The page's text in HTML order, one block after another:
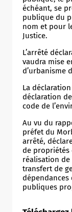
échéant, se
publique du
nom et pour
Justice.
L’arrêté
vaudra mise
d’urbanisme
La
déclaration
code de
Au vu du
préfet du
arrêté,
de propriétés
réalisation de
transfert de
publiques